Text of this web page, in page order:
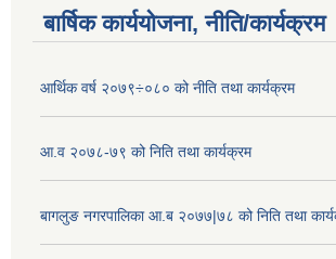
बार्षिक कार्ययोजना, नीति/कार्यक्रम
आर्थिक वर्ष २०७९÷०८० को नीति तथा कार्यक्रम
आ.व २०७८-७९ को निति तथा कार्यक्रम
बागलुङ नगरपालिका आ.ब २०७७|७८ को निति तथा